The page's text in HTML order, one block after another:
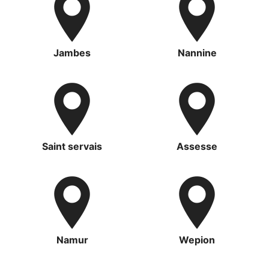
Jambes Nannine
Saint servais Assesse
Namur Wepion